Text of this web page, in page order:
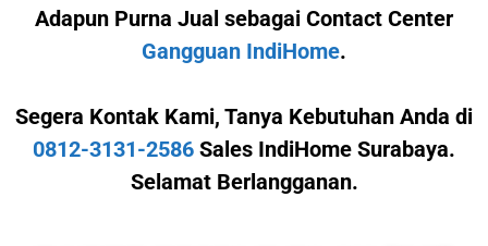
Adapun Purna Jual sebagai Contact Center
Gangguan IndiHome.
Segera Kontak Kami, Tanya Kebutuhan Anda di
0812-3131-2586 Sales IndiHome Surabaya.
Selamat Berlangganan.